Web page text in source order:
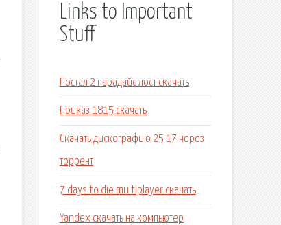
Links to Important
Stuff
Постал 2 парадайс лост скачать
Приказ 1815 скачать
Скачать дискографию 25 17 через
торрент
7 days to die multiplayer скачать
Yandex скачать на компьютер